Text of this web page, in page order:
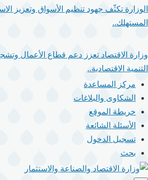
الوزارة تكثّف جهود تنظيم الأسواق وتعزيز
المستهلك..
وزارة الاقتصاد تعزز دعم قطاع الأعمال
التنمية الاقتصادية..
مركز المساعدة
الشكاوى والبلاغات
خريطة الموقع
الأسئلة الشائعة
تسجيل الدخول
بحث